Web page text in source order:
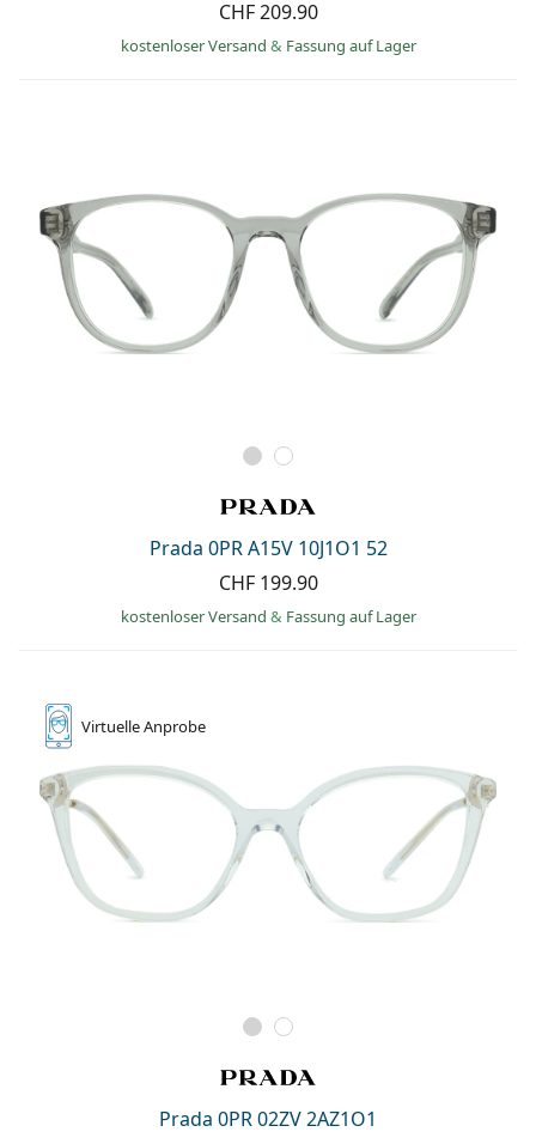
CHF 209.90
kostenloser Versand & Fassung auf Lager
Prada 0PR A15V 10J1O1 52
CHF 199.90
kostenloser Versand & Fassung auf Lager
VirtuelleAnprobe
Prada 0PR 02ZV 2AZ1O1